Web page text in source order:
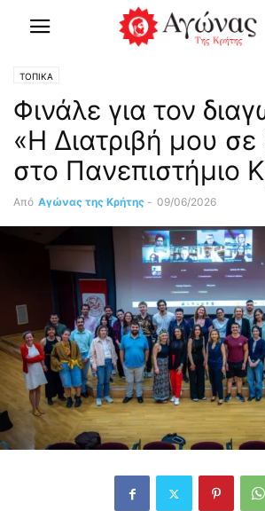
ΤΟΠΙΚΑ
Φινάλε για τον
«Η Διατριβή μου
στο Πανεπιστήμιο
Από Αγώνας της Κρήτης - 09/06/2026